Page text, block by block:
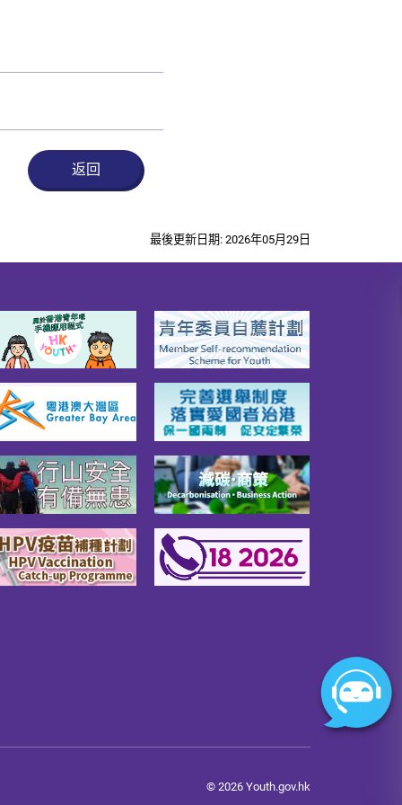
返回
最後更新日期: 2026年05月29日
© 2026 Youth.gov.hk